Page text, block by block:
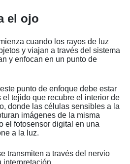
el ojo
cuando los rayos de luz
y viajan a través del sistema
y enfocan en un punto de
punto de enfoque debe estar
el tejido que recubre el interior de
donde las células sensibles a la
imágenes de la misma
el fotosensor digital en una
a la luz.
transmiten a través del nervio
interpretación.